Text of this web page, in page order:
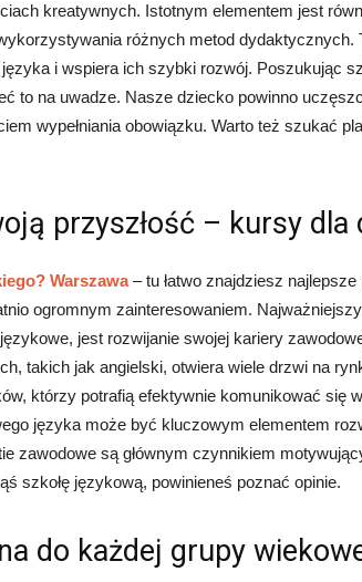
kreatywnych. Istotnym elementem jest
różnych metod dydaktycznych.
i wspiera ich szybki rozwój. Poszukując
to na uwadze. Nasze dziecko powinno
wypełniania obowiązku. Warto też szukać
przyszłość – kursy dla
Warszawa– tu łatwo znajdziesz najlepsze
ogromnym zainteresowaniem.
jest rozwijanie swojej kariery
takich jak angielski, otwiera wiele drzwi na
którzy potrafią efektywnie komunikować się
języka może być kluczowym elementem
zawodowe są głównym czynnikiem
szkołę językową, powinieneś poznać opinie.
do każdej grupy